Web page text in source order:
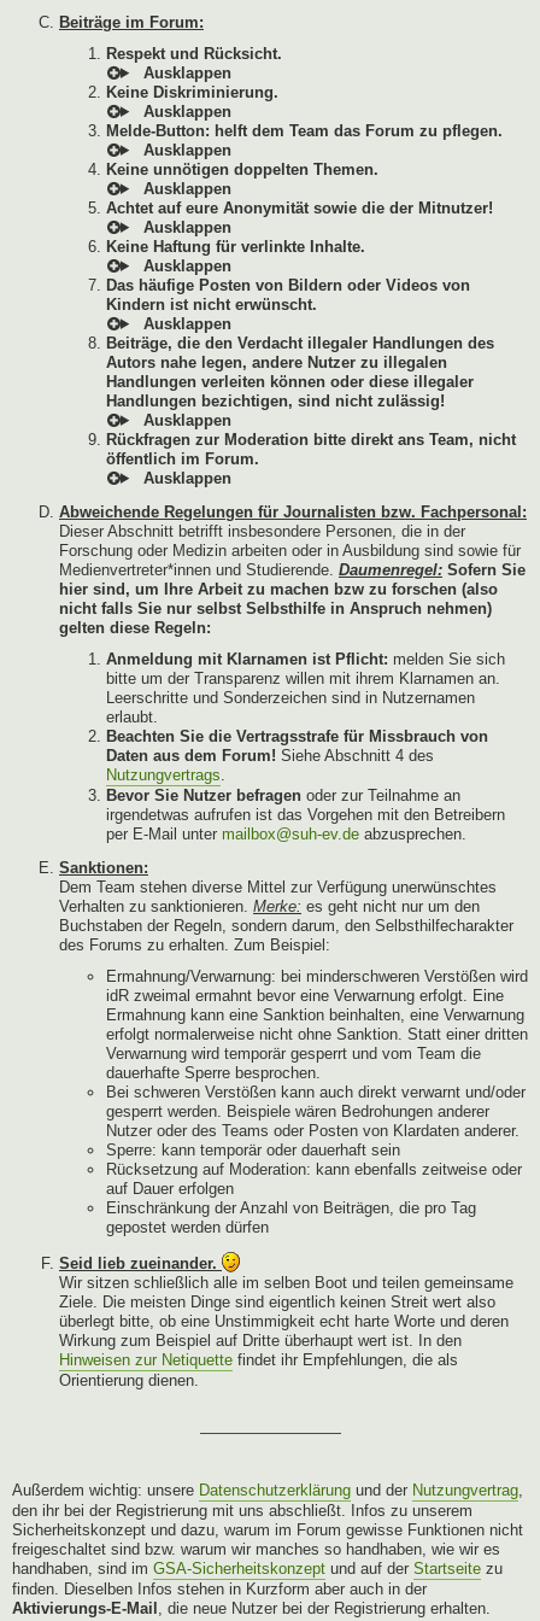
Beiträge im Forum:
Respekt und Rücksicht.
Keine Diskriminierung.
Melde-Button: helft dem Team das Forum zu pflegen.
Keine unnötigen doppelten Themen.
Achtet auf eure Anonymität sowie die der Mitnutzer!
Keine Haftung für verlinkte Inhalte.
Das häufige Posten von Bildern oder Videos von
Kindern ist nicht erwünscht.
Beiträge, die den Verdacht illegaler Handlungen des
Autors nahe legen, andere Nutzer zu illegalen
Handlungen verleiten können oder diese illegaler
Handlungen bezichtigen, sind nicht zulässig!
Rückfragen zur Moderation bitte direkt ans Team, nicht
öffentlich im Forum.
Abweichende Regelungen für Journalisten bzw. Fachpersonal:
Dieser Abschnitt betrifft insbesondere Personen, die in der
Forschung oder Medizin arbeiten oder in Ausbildung sind sowie für
Medienvertreter*innen und Studierende. Daumenregel: Sofern Sie
hier sind, um Ihre Arbeit zu machen bzw zu forschen (also
nicht falls Sie nur selbst Selbsthilfe in Anspruch nehmen)
gelten diese Regeln:
Anmeldung mit Klarnamen ist Pflicht: melden Sie sich
bitte um der Transparenz willen mit ihrem Klarnamen an.
Leerschritte und Sonderzeichen sind in Nutzernamen
erlaubt.
Beachten Sie die Vertragsstrafe für Missbrauch von
Daten aus dem Forum! Siehe Abschnitt 4 des
Nutzungvertrags.
Bevor Sie Nutzer befragen oder zur Teilnahme an
irgendetwas aufrufen ist das Vorgehen mit den Betreibern
per E-Mail unter mailbox@suh-ev.de abzusprechen.
Sanktionen:
Dem Team stehen diverse Mittel zur Verfügung unerwünschtes
Verhalten zu sanktionieren. Merke: es geht nicht nur um den
Buchstaben der Regeln, sondern darum, den Selbsthilfecharakter
des Forums zu erhalten. Zum Beispiel:
Ermahnung/Verwarnung: bei minderschweren Verstößen wird
idR zweimal ermahnt bevor eine Verwarnung erfolgt. Eine
Ermahnung kann eine Sanktion beinhalten, eine Verwarnung
erfolgt normalerweise nicht ohne Sanktion. Statt einer dritten
Verwarnung wird temporär gesperrt und vom Team die
dauerhafte Sperre besprochen.
Bei schweren Verstößen kann auch direkt verwarnt und/oder
gesperrt werden. Beispiele wären Bedrohungen anderer
Nutzer oder des Teams oder Posten von Klardaten anderer.
Sperre: kann temporär oder dauerhaft sein
Rücksetzung auf Moderation: kann ebenfalls zeitweise oder
auf Dauer erfolgen
Einschränkung der Anzahl von Beiträgen, die pro Tag
gepostet werden dürfen
Seid lieb zueinander.
Wir sitzen schließlich alle im selben Boot und teilen gemeinsame
Ziele. Die meisten Dinge sind eigentlich keinen Streit wert also
überlegt bitte, ob eine Unstimmigkeit echt harte Worte und deren
Wirkung zum Beispiel auf Dritte überhaupt wert ist. In den
Hinweisen zur Netiquette findet ihr Empfehlungen, die als
Orientierung dienen.
—————————
Außerdem wichtig: unsere Datenschutzerklärung und der Nutzungvertrag,
den ihr bei der Registrierung mit uns abschließt. Infos zu unserem
Sicherheitskonzept und dazu, warum im Forum gewisse Funktionen nicht
freigeschaltet sind bzw. warum wir manches so handhaben, wie wir es
handhaben, sind im GSA-Sicherheitskonzept und auf der Startseite zu
finden. Dieselben Infos stehen in Kurzform aber auch in der
Aktivierungs-E-Mail , die neue Nutzer bei der Registrierung erhalten.